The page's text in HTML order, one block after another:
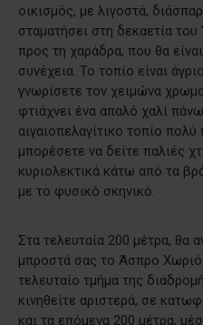
οικισμός, με λιγοστά,
σταματήσει στη δεκαετία
προς τη χαράδρα, που θα
συνέχεια. Το τοπίο είναι
γνωρίσετε τον χειμώνα
φτιάχνει ένα απαλό χαλί
αιγαιοπελαγίτικο τοπίο
μπορέσετε να δείτε παλιές
κυριολεκτικά κάτω από τα
με το φυσικό σκηνικό.
Στα τελευταία 200 μέτρα, θα
μπροστά σας το Άσπρο
τελευταίο τμήμα της
κινηθείτε αριστερά, σε
και τα επόμενα 200 μέτρα,